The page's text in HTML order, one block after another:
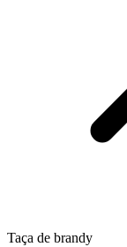
Taça de brandy